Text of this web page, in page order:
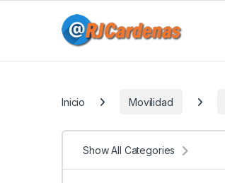
Inicio Movilidad
Show All Categories